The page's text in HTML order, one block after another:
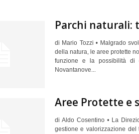
Parchi
di Mario Tozzi • Malgrado
della natura, le aree protette
funzione e la possibilità di
Novantanove...
Aree Protette e
di Aldo Cosentino • La
gestione e valorizzazione